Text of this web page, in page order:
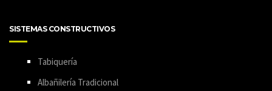
SISTEMAS CONSTRUCTIVOS
Tabiquería
Albañilería Tradicional